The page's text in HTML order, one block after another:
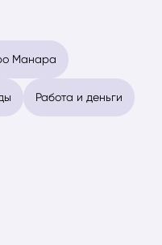
Манара
Работа и деньги